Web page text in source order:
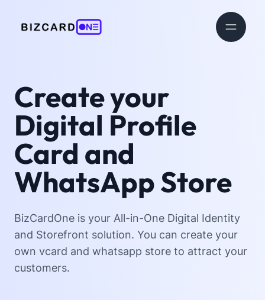
Create your
Digital Profile
Card and
WhatsApp Store
BizCardOne is your All-in-One Digital Identity
and Storefront solution. You can create your
own vcard and whatsapp store to attract your
customers.